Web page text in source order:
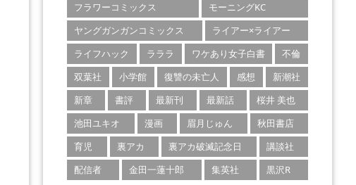
フラワーコミックス
モーニングKC
ヤングガンガンコミックス
ライアー×ライアー
ライフハック
ラララ ワケあり女子白書
不倫
双葉社
小学館 復讐の未亡人 感想
新潮社
新章
書評 最新刊 最新話
桜井 美也
池田ユキオ
漫画 眉月じゅん
秋田書店
育児
裏アカ 裏アカ破滅記念日
講談社
配信者
金田一蓮十郎 集英社 黒沢R